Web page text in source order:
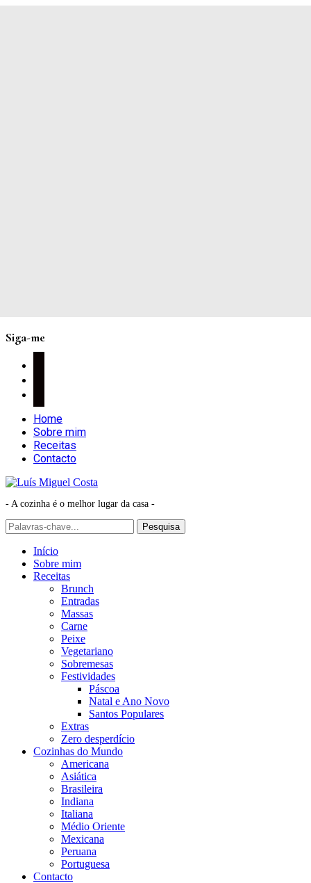
Siga-me
Home
Sobre mim
Receitas
Contacto
- A cozinha é o melhor lugar da casa -
Início
Sobre mim
Receitas
Brunch
Entradas
Massas
Carne
Peixe
Vegetariano
Sobremesas
Festividades
Páscoa
Natal e Ano Novo
Santos Populares
Extras
Zero desperdício
Cozinhas do Mundo
Americana
Asiática
Brasileira
Indiana
Italiana
Médio Oriente
Mexicana
Peruana
Portuguesa
Contacto